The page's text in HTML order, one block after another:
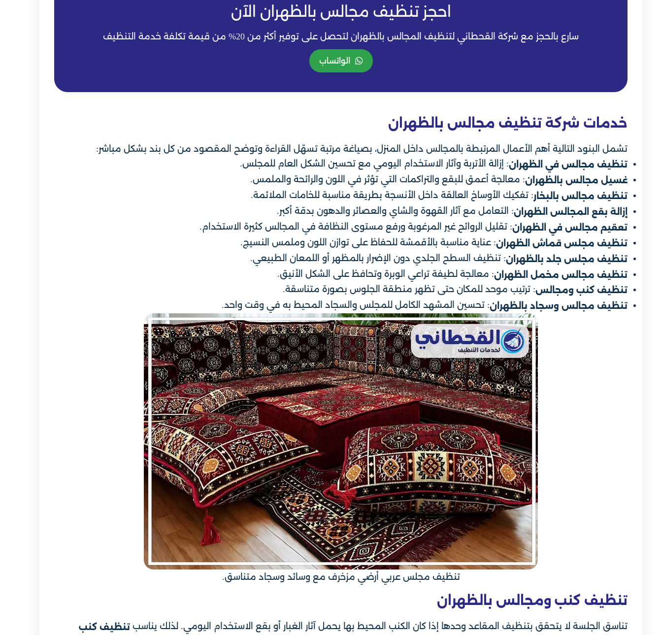
احجز تنظيف مجالس بالظهران الآن
سارع بالحجز مع شركة القحطاني لتنظيف المجالس بالظهران لتحصل على توفير أكثر من 20% من قيمة تكلفة خدمة التنظيف
الواتساب
خدمات شركة تنظيف مجالس بالظهران
تشمل البنود التالية أهم الأعمال المرتبطة بالمجالس داخل المنزل، بصياغة مرتبة تسهّل القراءة وتوضح المقصود من كل بند بشكل مباشر:
تنظيف مجالس في الظهران: إزالة الأتربة وآثار الاستخدام اليومي مع تحسين الشكل العام للمجلس.
غسيل مجالس بالظهران: معالجة أعمق للبقع والتراكمات التي تؤثر في اللون والرائحة والملمس.
تنظيف مجالس بالبخار: تفكيك الأوساخ العالقة داخل الأنسجة بطريقة مناسبة للخامات الملائمة.
إزالة بقع المجالس الظهران: التعامل مع آثار القهوة والشاي والعصائر والدهون بدقة أكبر.
تعقيم مجالس في الظهران: تقليل الروائح غير المرغوبة ورفع مستوى النظافة في المجالس كثيرة الاستخدام.
تنظيف مجلس قماش الظهران: عناية مناسبة بالأقمشة للحفاظ على توازن اللون وملمس النسيج.
تنظيف مجلس جلد بالظهران: تنظيف السطح الجلدي دون الإضرار بالمظهر أو اللمعان الطبيعي.
تنظيف مجالس مخمل الظهران: معالجة لطيفة تراعي الوبرة وتحافظ على الشكل الأنيق.
تنظيف كنب ومجالس: ترتيب موحد للمكان حتى تظهر منطقة الجلوس بصورة متناسقة.
تنظيف مجالس وسجاد بالظهران: تحسين المشهد الكامل للمجلس والسجاد المحيط به في وقت واحد.
تنظيف مجلس عربي أرضي مزخرف مع وسائد وسجاد متناسق.
تنظيف كنب ومجالس بالظهران
تناسق الجلسة لا يتحقق بتنظيف المقاعد وحدها إذا كان الكنب المحيط بها يحمل آثار الغبار أو بقع الاستخدام اليومي. لذلك يناسب تنظيف كنب